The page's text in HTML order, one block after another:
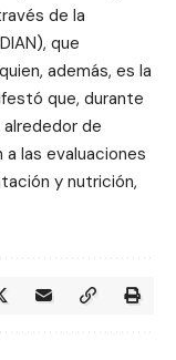
de la
que
además, es la
que, durante
de
las evaluaciones
y nutrición,